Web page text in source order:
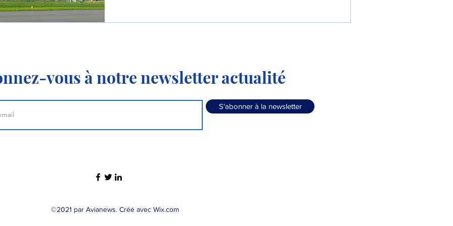
vous à notre newsletter actualité
S'abonner à la newsletter
©2021 par Avianews. Créé avec Wix.com